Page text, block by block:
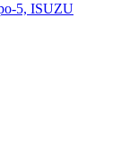
5, ISUZU